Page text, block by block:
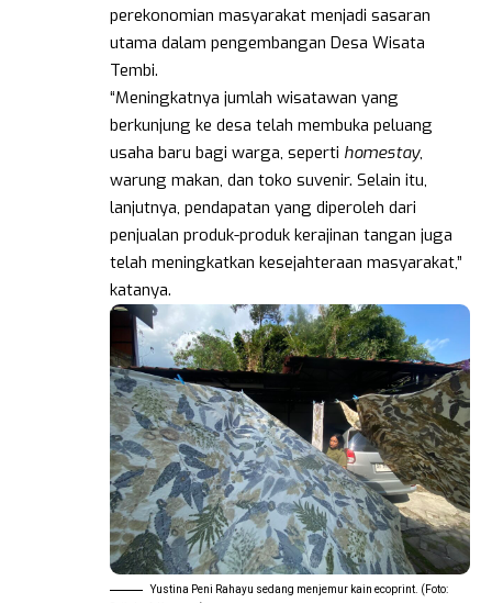
perekonomian masyarakat menjadi sasaran
utama dalam pengembangan Desa Wisata
Tembi.
“Meningkatnya jumlah wisatawan yang
berkunjung ke desa telah membuka peluang
usaha baru bagi warga, seperti homestay,
warung makan, dan toko suvenir. Selain itu,
lanjutnya, pendapatan yang diperoleh dari
penjualan produk-produk kerajinan tangan juga
telah meningkatkan kesejahteraan masyarakat,”
katanya.
Yustina Peni Rahayu sedang menjemur kain ecoprint. (Foto: